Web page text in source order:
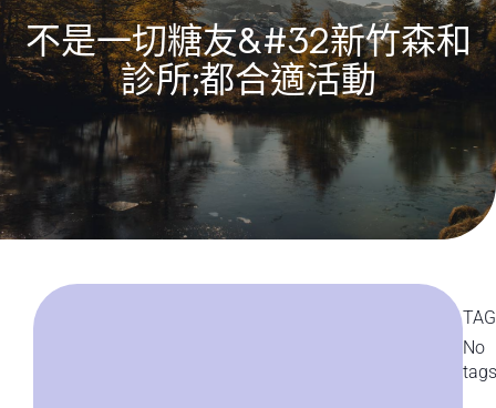
不是一切糖友&#32新竹森和
診所;都合適活動
No
tags